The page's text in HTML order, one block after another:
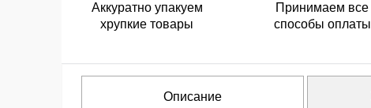
Аккуратно упакуем
хрупкие товары
Принимаем все
способы оплаты
Описание